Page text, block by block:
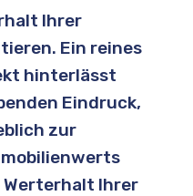
Ihrer
Ein reines
hinterlässt
Eindruck,
zur
Ihrer